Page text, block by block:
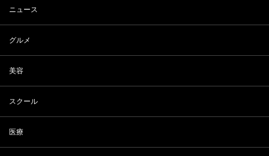
ニュース
グルメ
美容
スクール
医療